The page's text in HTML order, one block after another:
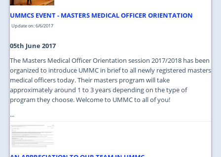
UMMCS EVENT - MASTERS MEDICAL OFFICER ORIENTATION
Update on: 6/6/2017
05th June 2017
The Masters Medical Officer Orientation session 2017/2018 has been
organized to introduce UMMC in brief to all newly registered masters
medical officers today. Their masters program will take
approximately around 1 to 3 years depending on the type of
program they choose. Welcome to UMMC to all of you!
...